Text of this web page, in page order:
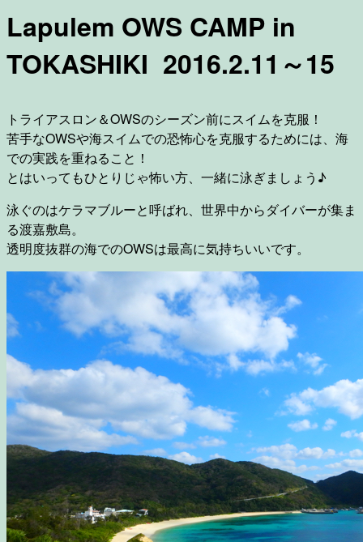
Lapulem OWS CAMP in
TOKASHIKI 2016.2.11～15
トライアスロン＆OWSのシーズン前にスイムを克服！
苦手なOWSや海スイムでの恐怖心を克服するためには、海
での実践を重ねること！
とはいってもひとりじゃ怖い方、一緒に泳ぎましょう♪
泳ぐのはケラマブルーと呼ばれ、世界中からダイバーが集ま
る渡嘉敷島。
透明度抜群の海でのOWSは最高に気持ちいいです。